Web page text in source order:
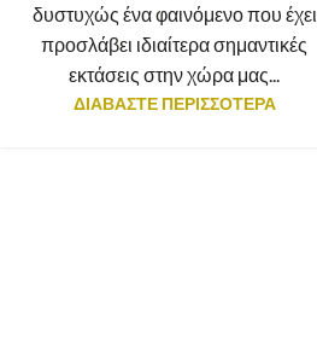
δυστυχώς ένα φαινόμενο που έχει
προσλάβει ιδιαίτερα σημαντικές
εκτάσεις στην χώρα μας...
ΔΙΑΒΑΣΤΕ ΠΕΡΙΣΣΟΤΕΡΑ